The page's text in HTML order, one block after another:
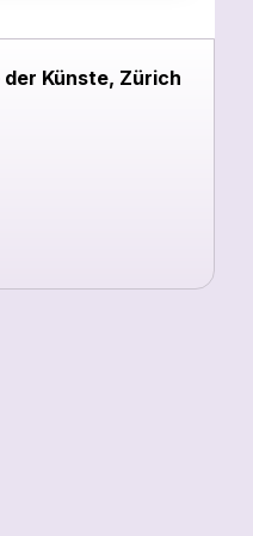
der Künste, Zürich